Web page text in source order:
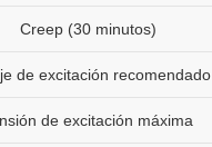
Creep (30 minutos)
de excitación recomendado
de excitación máxima